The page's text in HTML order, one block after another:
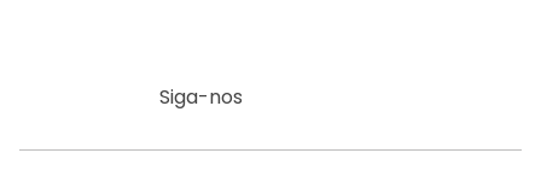
Siga-nos